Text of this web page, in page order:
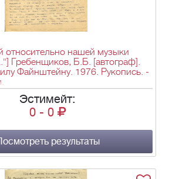
относительно нашей музыки
Гребенщиков, Б.Б. [автограф].
Файнштейну. 1976. Рукопись. -
Эстимейт:
0 - 0
результаты